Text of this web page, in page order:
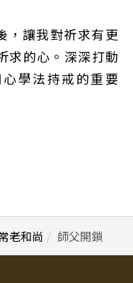
，讓我對祈求有更
求的心。深深打動
學法持戒的重要
老和尚 師父開鎖